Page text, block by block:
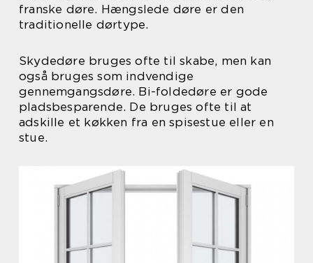
franske døre. Hængslede døre er den
traditionelle dørtype.
Skydedøre bruges ofte til skabe, men kan
også bruges som indvendige
gennemgangsdøre. Bi-foldedøre er gode
pladsbesparende. De bruges ofte til at
adskille et køkken fra en spisestue eller en
stue.